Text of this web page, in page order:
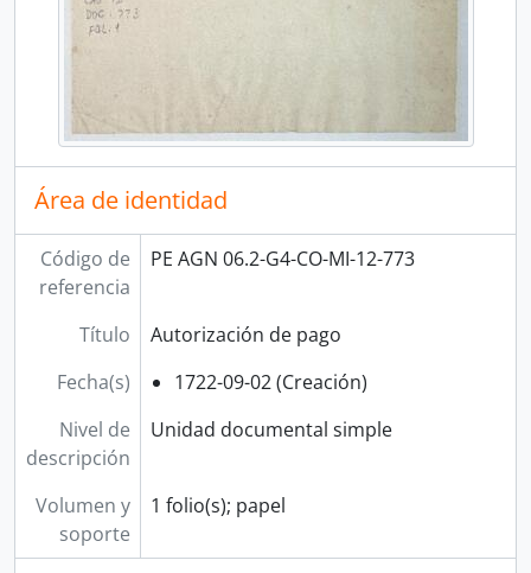
[Unidad documental simple] Autorización de cargo a cuenta
[Unidad documental simple] Oficio
[Unidad documental simple] Oficio
[Unidad documental simple] Cierre de cuenta
[Unidad documental simple] Balance
[Unidad documental simple] Relación
[Unidad documental simple] Instrucciones
[Unidad documental simple] Correspondencia
[Unidad documental simple] Correspondencia
[Unidad documental simple] Correspondencia
[Unidad documental simple] Oficio
Área de identidad
Código de
referencia
PE AGN 06.2-G4-CO-MI-12-773
Título
Autorización de pago
Fecha(s)
1722-09-02 (Creación)
Nivel de
descripción
Unidad documental simple
Volumen y
soporte
1 folio(s); papel